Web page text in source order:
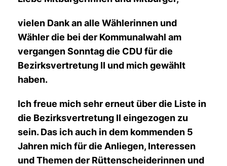
vielen Dank an alle Wählerinnen und
Wähler die bei der Kommunalwahl am
vergangen Sonntag die CDU für die
Bezirksvertretung II und mich gewählt
haben.
Ich freue mich sehr erneut über die Liste in
die Bezirksvertretung II eingezogen zu
sein. Das ich auch in dem kommenden 5
Jahren mich für die Anliegen, Interessen
und Themen der Rüttenscheiderinnen und